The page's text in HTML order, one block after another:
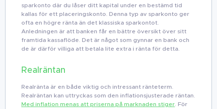
sparkonto där du låser ditt kapital under en bestämd tid
kallas för ett placeringskonto. Denna typ av sparkonto ger
ofta en högre ränta än det klassiska sparkontot.
Anledningen är att banken får en bättre översikt över sitt
framtida kassaflöde. Det är något som gynnar en bank och
de är därför villiga att betala lite extra i ränta för detta.
Realräntan
Realränta är en både viktig och intressant ränteterm.
Realräntan kan uttryckas som den inflationsjusterade räntan.
Med inflation menas att priserna på marknaden stiger . För